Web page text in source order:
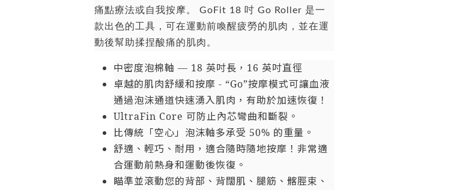
痛點療法或自我按摩。 GoFit 18 吋 Go Roller 是一
款出色的工具，可在運動前喚醒疲勞的肌肉，並在運
動後幫助揉捏酸痛的肌肉。
中密度泡棉軸 — 18 英吋長，16 英吋直徑
卓越的肌肉舒緩和按摩 - “Go”按摩模式可讓血液
通過泡沫通道快速湧入肌肉，有助於加速恢復！
UltraFin Core 可防止內芯彎曲和斷裂。
比傳統「空心」泡沫軸多承受 50% 的重量。
舒適、輕巧、耐用，適合隨時隨地按摩！非常適
合運動前熱身和運動後恢復。
瞄準並滾動您的背部、背闊肌、腿筋、髂脛束、